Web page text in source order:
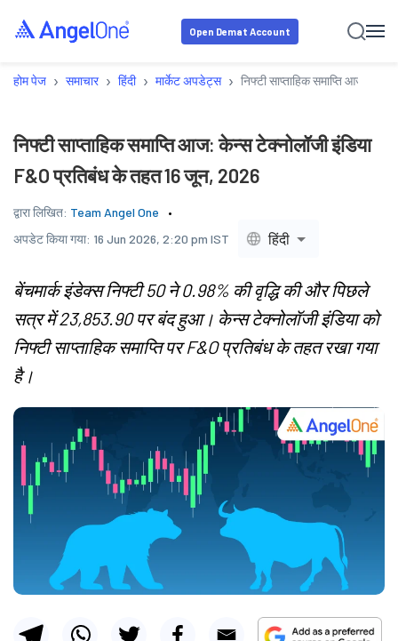
Open Demat Account
होम पेज › समाचार › हिंदी › मार्केट अपडेट्स › निफ्टी साप्ताहिक समाप्ति आज:
निफ्टी साप्ताहिक समाप्ति आज: केन्स टेक्नोलॉजी इंडिया
F&O प्रतिबंध के तहत 16 जून, 2026
द्वारा लिखित: Team Angel One
अपडेट किया गया: 16 Jun 2026, 2:20 pm IST हिंदी
बेंचमार्क इंडेक्स निफ्टी 50 ने 0.98% की वृद्धि की और पिछले
सत्र में 23,853.90 पर बंद हुआ। केन्स टेक्नोलॉजी इंडिया को
निफ्टी साप्ताहिक समाप्ति पर F&O प्रतिबंध के तहत रखा गया
है।